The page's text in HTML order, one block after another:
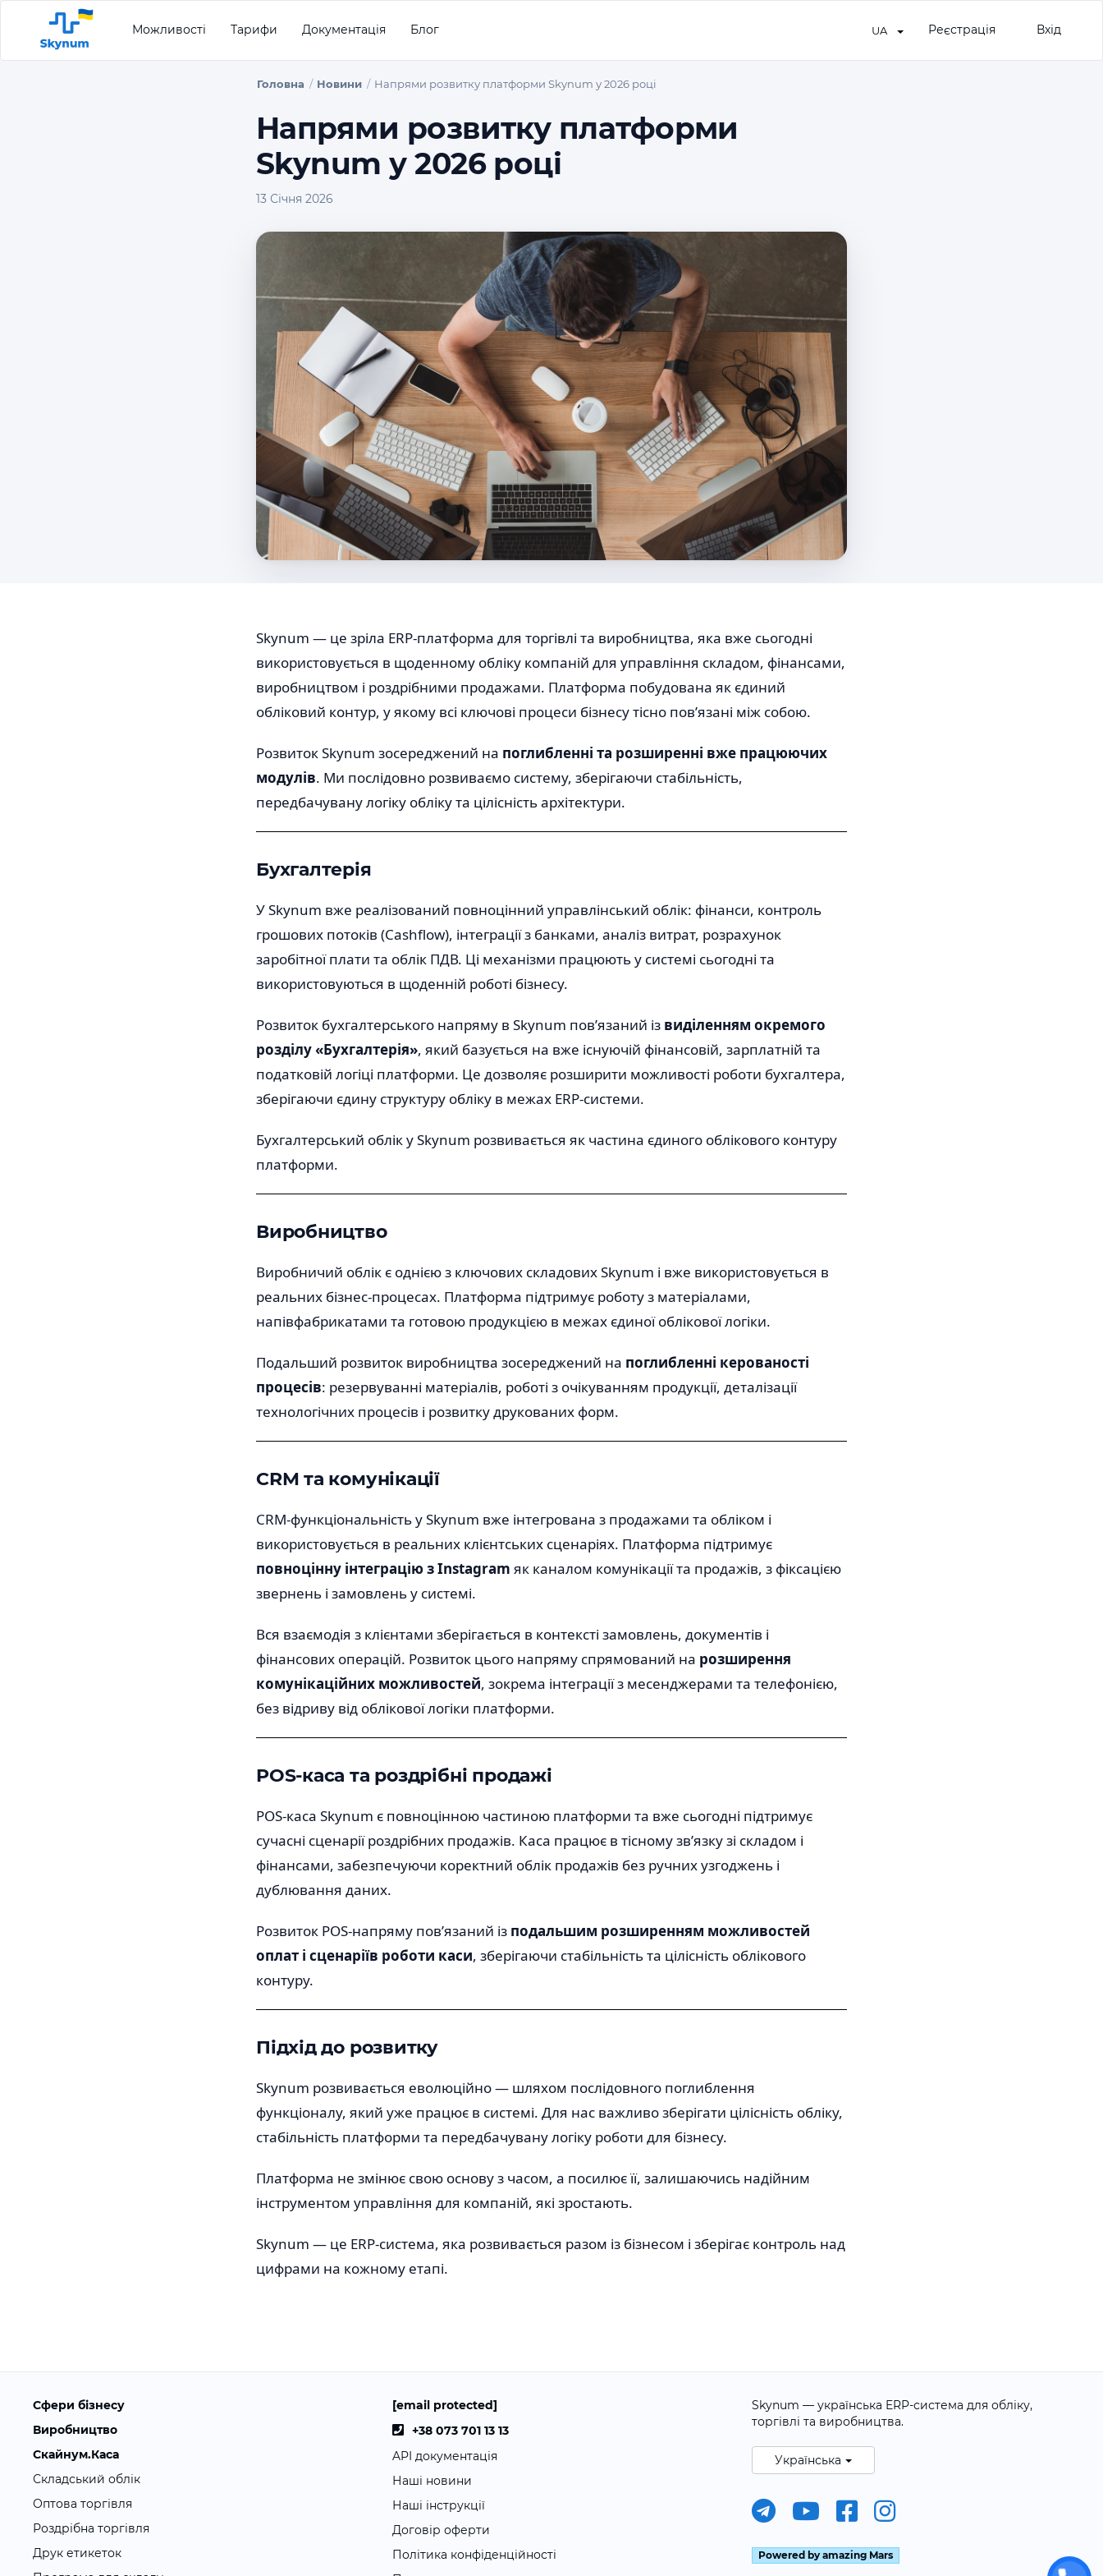
Можливості Тарифи Документація Блог UA Реєстрація Вхід
Головна Новини Напрями розвитку платформи Skynum у 2026 році
Напрями розвитку платформи
Skynum у 2026 році
13 Січня 2026
Skynum — це зріла ERP-платформа для торгівлі та виробництва, яка вже сьогодні
використовується в щоденному обліку компаній для управління складом, фінансами,
виробництвом і роздрібними продажами. Платформа побудована як єдиний
обліковий контур, у якому всі ключові процеси бізнесу тісно пов’язані між собою.
Розвиток Skynum зосереджений на поглибленні та розширенні вже працюючих
модулів. Ми послідовно розвиваємо систему, зберігаючи стабільність,
передбачувану логіку обліку та цілісність архітектури.
Бухгалтерія
У Skynum вже реалізований повноцінний управлінський облік: фінанси, контроль
грошових потоків (Cashflow), інтеграції з банками, аналіз витрат, розрахунок
заробітної плати та облік ПДВ. Ці механізми працюють у системі сьогодні та
використовуються в щоденній роботі бізнесу.
Розвиток бухгалтерського напряму в Skynum пов’язаний із виділенням окремого
розділу «Бухгалтерія», який базується на вже існуючій фінансовій, зарплатній та
податковій логіці платформи. Це дозволяє розширити можливості роботи бухгалтера,
зберігаючи єдину структуру обліку в межах ERP-системи.
Бухгалтерський облік у Skynum розвивається як частина єдиного облікового контуру
платформи.
Виробництво
Виробничий облік є однією з ключових складових Skynum і вже використовується в
реальних бізнес-процесах. Платформа підтримує роботу з матеріалами,
напівфабрикатами та готовою продукцією в межах єдиної облікової логіки.
Подальший розвиток виробництва зосереджений на поглибленні керованості
процесів: резервуванні матеріалів, роботі з очікуванням продукції, деталізації
технологічних процесів і розвитку друкованих форм.
CRM та комунікації
CRM-функціональність у Skynum вже інтегрована з продажами та обліком і
використовується в реальних клієнтських сценаріях. Платформа підтримує
повноцінну інтеграцію з Instagram як каналом комунікації та продажів, з фіксацією
звернень і замовлень у системі.
Вся взаємодія з клієнтами зберігається в контексті замовлень, документів і
фінансових операцій. Розвиток цього напряму спрямований на розширення
комунікаційних можливостей, зокрема інтеграції з месенджерами та телефонією,
без відриву від облікової логіки платформи.
POS-каса та роздрібні продажі
POS-каса Skynum є повноцінною частиною платформи та вже сьогодні підтримує
сучасні сценарії роздрібних продажів. Каса працює в тісному зв’язку зі складом і
фінансами, забезпечуючи коректний облік продажів без ручних узгоджень і
дублювання даних.
Розвиток POS-напряму пов’язаний із подальшим розширенням можливостей
оплат і сценаріїв роботи каси, зберігаючи стабільність та цілісність облікового
контуру.
Підхід до розвитку
Skynum розвивається еволюційно — шляхом послідовного поглиблення
функціоналу, який уже працює в системі. Для нас важливо зберігати цілісність обліку,
стабільність платформи та передбачувану логіку роботи для бізнесу.
Платформа не змінює свою основу з часом, а посилює її, залишаючись надійним
інструментом управління для компаній, які зростають.
Skynum — це ERP-система, яка розвивається разом із бізнесом і зберігає контроль над
цифрами на кожному етапі.
Сфери бізнесу
Виробництво
Скайнум.Каса
Складський облік
Оптова торгівля
Роздрібна торгівля
Друк етикеток
[email protected]
+38 073 701 13 13
API документація
Наші новини
Наші інструкції
Договір оферти
Політика конфіденційності
Skynum — українська ERP-система для обліку,
торгівлі та виробництва.
Українська
Powered by amazing Mars